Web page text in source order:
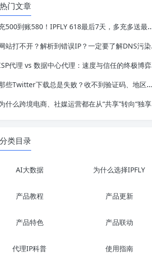
热门文章
500到账580！IPFLY 618最后7天，多充多送最高送24%
站打不开？解析到错误IP？一定要了解DNS污染与DNS泄露的根本区别与应对
代理 vs 数据中心代理：速度与信任的终极博弈，跨境业务该怎么选？
些Twitter下载总是失败？收不到验证码、地区不可用的根本原因
什么跨境电商、社媒运营都在从“共享”转向“独享”？静态住宅IP代理深度解析
分类目录
AI大数据 为什么选择IPFLY
产品教程 产品更新
产品特色 产品联动
代理IP科普 使用指南